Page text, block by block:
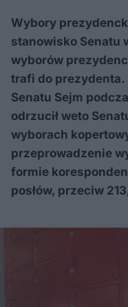
Wybory
stanowisko Senatu
wyborów
trafi do prezydenta.
Senatu Sejm
odrzucił weto
wyborach
przeprowadzenie
formie
posłów, przeciw